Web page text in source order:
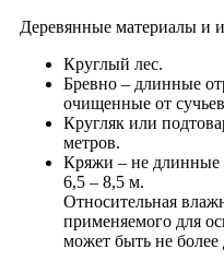
Деревянные материалы и
Круглый лес.
Бревно – длинные
очищенные от
Кругляк или
метров.
Кряжи – не длинные
6,5 – 8,5 м.
Относительная
применяемого для
может быть не более